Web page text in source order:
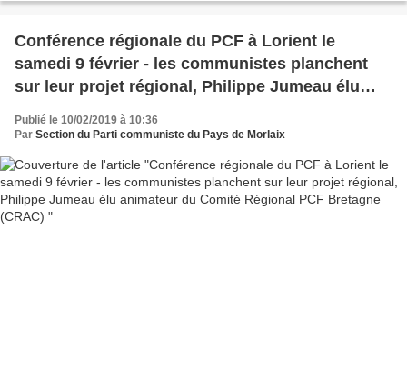
Conférence régionale du PCF à Lorient le
samedi 9 février - les communistes planchent
sur leur projet régional, Philippe Jumeau élu
animateur du Comité Régional PCF Bretagne
(CRAC)
Publié le 10/02/2019 à 10:36
Par Section du Parti communiste du Pays de Morlaix